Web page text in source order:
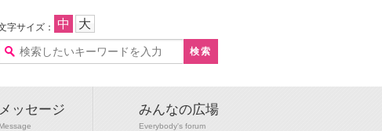
字サイズ： 中 大
メッセージ
Message
みんなの広場
Everybody's forum